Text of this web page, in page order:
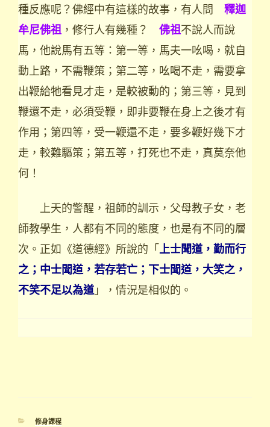
種反應呢？佛經中有這樣的故事，有人問 釋迦
牟尼佛祖 ，修行人有幾種？ 佛祖不說人而說
馬，他說馬有五等：第一等，馬夫一吆喝，就自
動上路，不需鞭策；第二等，吆喝不走，需要拿
出鞭給牠看見才走，是較被動的；第三等，見到
鞭還不走，必須受鞭，即非要鞭在身上之後才有
作用；第四等，受一鞭還不走，要多鞭好幾下才
走，較難驅策；第五等，打死也不走，真莫奈他
何！
上天的警醒，祖師的訓示，父母教子女，老
師教學生，人都有不同的態度，也是有不同的層
次。正如《道德經》所說的「上士聞道，勤而行
之；中士聞道，若存若亡；下士聞道，大笑之，
不笑不足以為道」，情況是相似的。
分
修身課程